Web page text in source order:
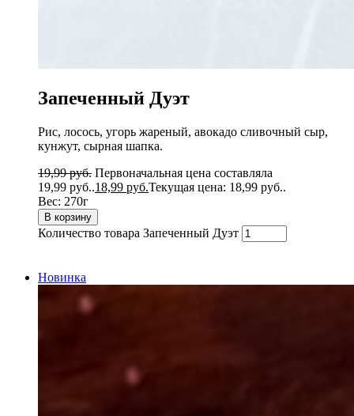
Запеченный Дуэт
Рис, лосось, угорь жареный, авокадо сливочный сыр,
кунжут, сырная шапка.
19,99руб. Первоначальная цена составляла
19,99 руб..18,99 руб.Текущая цена: 18,99 руб..
Вес: 270г
В корзину
Количество товара Запеченный Дуэт
Новинка